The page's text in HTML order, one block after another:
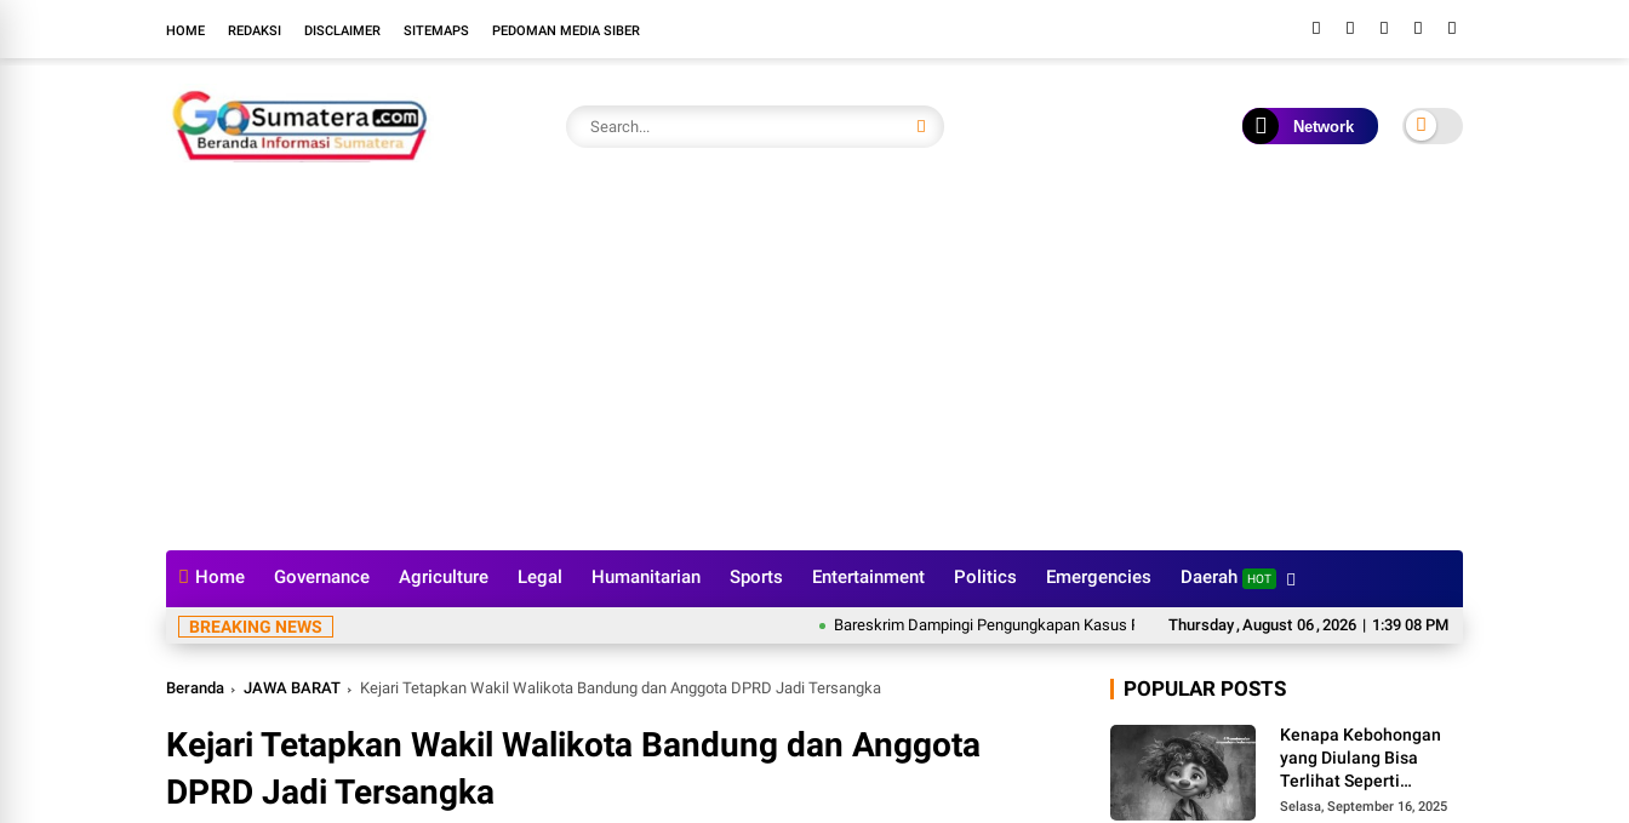
HOME REDAKSI DISCLAIMER SITEMAPS PEDOMAN MEDIA SIBER
Network
Home Governance Agriculture Legal Humanitarian Sports Entertainment Politics Emergencies Daerah HOT
Thursday,August 06,2026 | 1:39 09 PM
BREAKING NEWS Bareskrim Dampingi Pengungkapan Kasus Penyelundupan Timah dari Babel ke Malaysia Inilah Prakiraan Cuaca
Beranda JAWA BARAT Kejari Tetapkan Wakil Walikota Bandung dan Anggota DPRD Jadi Tersangka
Kejari Tetapkan Wakil Walikota Bandung dan Anggota
DPRD Jadi Tersangka
POPULAR POSTS
Kenapa Kebohongan
yang Diulang Bisa
Terlihat Seperti
Kebenaran, Ini
Selasa, September 16, 2025